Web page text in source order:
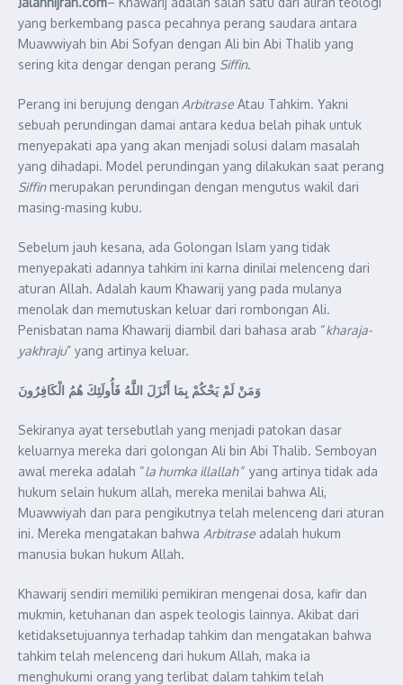
yang berkembang pasca pecahnya perang saudara antara
Muawwiyah bin Abi Sofyan dengan Ali bin Abi Thalib yang
sering kita dengar dengan perang Siffin.
Perang ini berujung dengan Arbitrase Atau Tahkim. Yakni
sebuah perundingan damai antara kedua belah pihak untuk
menyepakati apa yang akan menjadi solusi dalam masalah
yang dihadapi. Model perundingan yang dilakukan saat perang
Siffinmerupakan perundingan dengan mengutus wakil dari
masing-masing kubu.
Sebelum jauh kesana, ada Golongan Islam yang tidak
menyepakati adannya tahkim ini karna dinilai melenceng dari
aturan Allah. Adalah kaum Khawarij yang pada mulanya
menolak dan memutuskan keluar dari rombongan Ali.
Penisbatan nama Khawarij diambil dari bahasa arab “kharaja-
yakhraju” yang artinya keluar.
وَمَنْ لَمْ يَحْكُمْ بِمَا أَنْزَلَ اللَّهُ فَأُولَئِكَ هُمُ الْكَافِرُونَ
Sekiranya ayat tersebutlah yang menjadi patokan dasar
keluarnya mereka dari golongan Ali bin Abi Thalib. Semboyan
awal mereka adalah “la humka illallah” yang artinya tidak ada
hukum selain hukum allah, mereka menilai bahwa Ali,
Muawwiyah dan para pengikutnya telah melenceng dari aturan
ini. Mereka mengatakan bahwa Arbitrase adalah hukum
manusia bukan hukum Allah.
Khawarij sendiri memiliki pemikiran mengenai dosa, kafir dan
mukmin, ketuhanan dan aspek teologis lainnya. Akibat dari
ketidaksetujuannya terhadap tahkim dan mengatakan bahwa
tahkim telah melenceng dari hukum Allah, maka ia
menghukumi orang yang terlibat dalam tahkim telah